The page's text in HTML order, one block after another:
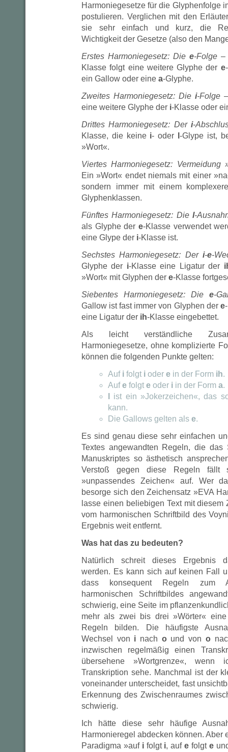
Harmoniegesetze für die Glyphenfolge
postulieren. Verglichen mit den
sie sehr einfach und kurz, die
Wichtigkeit der Gesetze (also den
Erstes Harmoniegesetz: Die e-Folge –
Klasse folgt eine weitere Glyphe der e
ein Gallow oder eine a-Glyphe.
Zweites Harmoniegesetz: Die i-Folge–
eine weitere Glyphe der i-Klasse oder
Drittes Harmoniegesetz: Deri-
Klasse, die keine i- oder l-Glype ist,
»Wort«.
Viertes Harmoniegesetz: Vermeidung
Ein »Wort« endet niemals mit einer
sondern immer mit einem
Glyphenklassen.
Fünftes Harmoniegesetz: Diel-
als Glyphe der e-Klasse verwendet
eine Glype der i-Klasse ist.
Sechstes Harmoniegesetz: Der i-e-
Glyphe der i-Klasse eine Ligatur der
»Wort« mit Glyphen der e-Klasse
Siebentes Harmoniegesetz: Die e-
Gallow ist fast immer von Glyphen der e
eine Ligatur der ih-Klasse eingebettet.
Als leicht verständliche
Harmoniegesetze, ohne komplizierte
können die folgenden Punkte gelten:
Auf i folgt i oder e in der Form ih.
Aufe folgt e oder i in der Form a.
ist ein »Jokerzeichen«, das
kann.
Die Gallows gelten als e.
Es sind genau diese sehr einfachen
Textes angewandten Regeln, die das
Manuskriptes so ästhetisch
Verstoß gegen diese Regeln fällt
»unpassendes Zeichen« auf. Wer
besorge sich den Zeichensatz »EVA
lasse einen beliebigen Text mit
vom harmonischen Schriftbild des
Ergebnis weit entfernt.
Was hat das zu bedeuten?
Natürlich schreit dieses Ergebnis
werden. Es kann sich auf keinen Fall
dass konsequent Regeln zum
harmonischen Schriftbildes
schwierig, eine Seite im
mehr als zwei bis drei »Wörter«
Regeln bilden. Die häufigste
Wechsel von i nach ound von o
inzwischen regelmäßig einen
übersehene »Wortgrenze«,
Transkription sehe. Manchmal ist der
voneinander unterscheidet, fast
Erkennung des Zwischenraumes
schwierig.
Ich hätte diese sehr häufige
Harmonieregel abdecken können. Aber
Paradigma »auf ifolgt i, aufe folgt e